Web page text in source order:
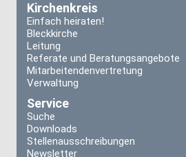
Kirchenkreis
Einfach heiraten!
Bleckkirche
Leitung
Referate und Beratungsangebote
Mitarbeitendenvertretung
Verwaltung
Service
Suche
Downloads
Stellenausschreibungen
Newsletter